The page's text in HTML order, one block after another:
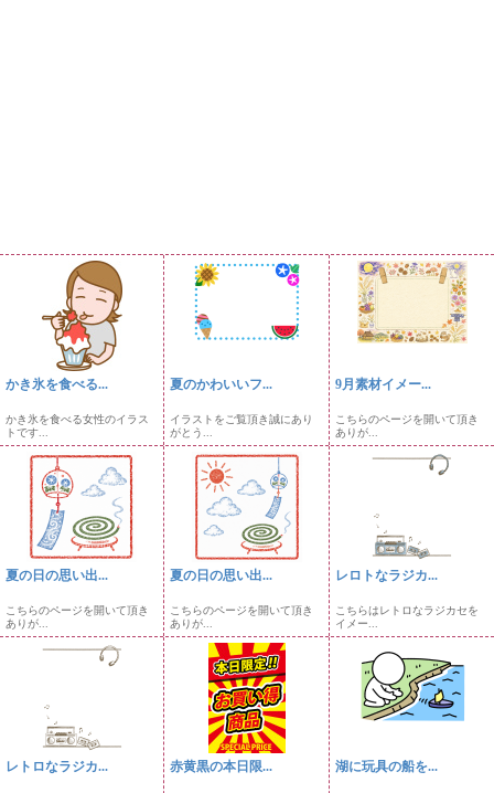
かき氷を食べる...
かき氷を食べる女性のイラス
トです...
夏のかわいいフ...
イラストをご覧頂き誠にあり
がとう...
9月素材イメー...
こちらのページを開いて頂き
ありが...
夏の日の思い出...
こちらのページを開いて頂き
ありが...
夏の日の思い出...
こちらのページを開いて頂き
ありが...
レロトなラジカ...
こちらはレトロなラジカセを
イメー...
レトロなラジカ... 赤黄黒の本日限... 湖に玩具の船を...